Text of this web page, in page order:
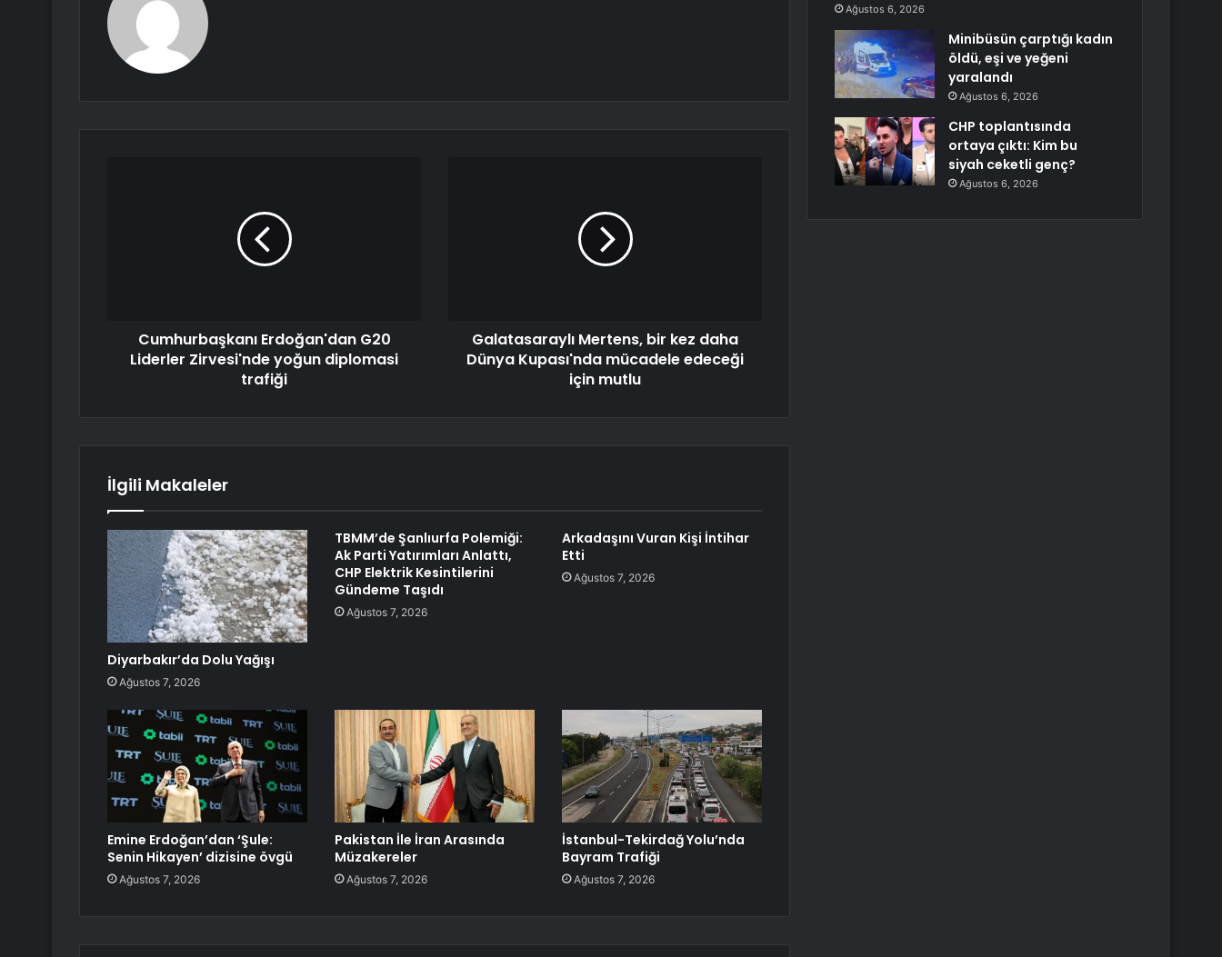
Cumhurbaşkanı Erdoğan'dan G20
Liderler Zirvesi'nde yoğun diplomasi
trafiği
Galatasaraylı Mertens, bir kez daha
Dünya Kupası'nda mücadele edeceği
için mutlu
İlgili Makaleler
Diyarbakır’da Dolu Yağışı
Ağustos 7, 2026
TBMM’de Şanlıurfa Polemiği:
Ak Parti Yatırımları Anlattı,
CHP Elektrik Kesintilerini
Gündeme Taşıdı
Ağustos 7, 2026
Arkadaşını Vuran Kişi İntihar
Etti
Ağustos 7, 2026
Emine Erdoğan’dan ‘Şule:
Senin Hikayen’ dizisine övgü
Ağustos 7, 2026
Pakistan İle İran Arasında
Müzakereler
Ağustos 7, 2026
İstanbul-Tekirdağ Yolu’nda
Bayram Trafiği
Ağustos 7, 2026
Ağustos 6, 2026
Minibüsün çarptığı kadın
öldü, eşi ve yeğeni
yaralandı
Ağustos 6, 2026
CHP toplantısında
ortaya çıktı: Kim bu
siyah ceketli genç?
Ağustos 6, 2026